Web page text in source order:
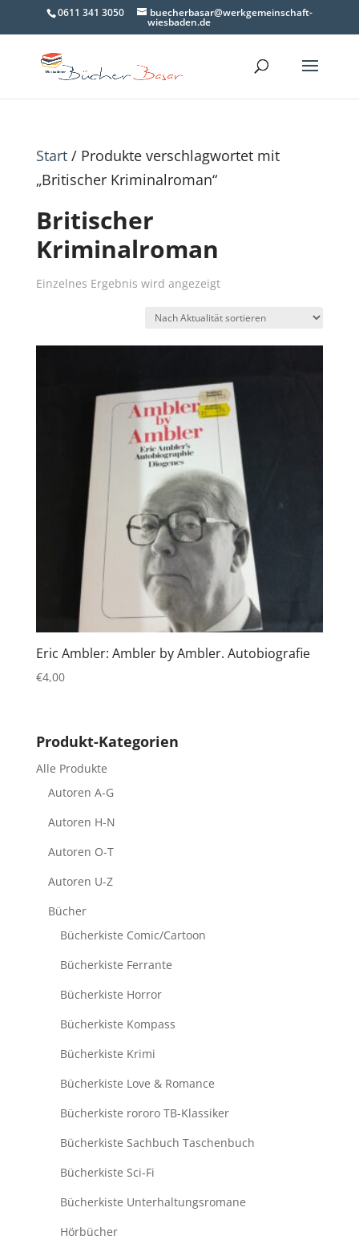
0611 341 3050 buecherbasar@werkgemeinschaft-
wiesbaden.de
Start/ Produkte verschlagwortet mit
„Britischer Kriminalroman“
Britischer
Kriminalroman
Einzelnes Ergebnis wird angezeigt
Eric Ambler: Ambler by Ambler. Autobiografie
€4,00
Produkt-Kategorien
Alle Produkte
Autoren A-G
Autoren H-N
Autoren O-T
Autoren U-Z
Bücher
Bücherkiste Comic/Cartoon
Bücherkiste Ferrante
Bücherkiste Horror
Bücherkiste Kompass
Bücherkiste Krimi
Bücherkiste Love & Romance
Bücherkiste rororo TB-Klassiker
Bücherkiste Sachbuch Taschenbuch
Bücherkiste Sci-Fi
Bücherkiste Unterhaltungsromane
Hörbücher